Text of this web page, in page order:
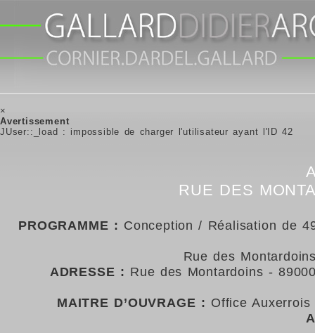
×
Avertissement
JUser::_load : impossible de charger l'utilisateur ayant l'ID 42
RUE DES
PROGRAMME : Conception / Réalisation de
Rue des
ADRESSE : Rue des Montardoins -
MAITRE D’OUVRAGE : Office